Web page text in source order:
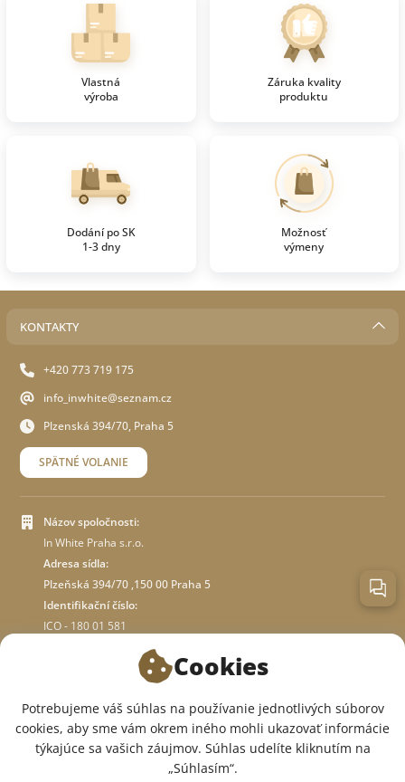
Vlastná
výroba
Záruka kvality
produktu
Dodání po SK
1-3 dny
Možnosť
výmeny
KONTAKTY
+420 773 719 175
info_inwhite@seznam.cz
Plzenská 394/70, Praha 5
SPÄTNÉ VOLANIE
Názov spoločnosti:
In White Praha s.r.o.
Adresa sídla:
Plzeňská 394/70 ,150 00 Praha 5
Identifikační číslo:
ICO - 180 01 581
O OBCHODE
SME V SOCIÁLNYCH SIEŤACH:
Cookies
Potrebujeme váš súhlas na používanie jednotlivých súborov
cookies, aby sme vám okrem iného mohli ukazovať informácie
týkajúce sa vašich záujmov. Súhlas udelíte kliknutím na
„Súhlasím“.